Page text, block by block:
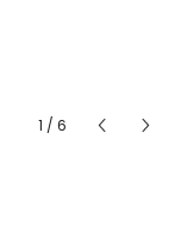
1 / 6